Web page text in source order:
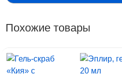
детей месте; • при
флаконе.
Срок годности
: 24 месяца.
Похожие товары